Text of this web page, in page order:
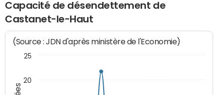
Capacité de désendettement de
Castanet-le-Haut
(Source : JDN d'après ministère de l'Economie)
20
25